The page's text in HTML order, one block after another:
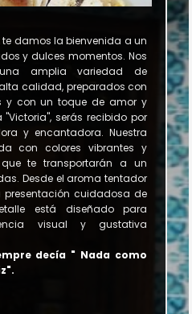
te damos la bienvenida a un
y dulces momentos. Nos
una amplia variedad de
calidad, preparados con
y con un toque de amor y
serás recibido por
y encantadora. Nuestra
con colores vibrantes y
te transportarán a un
Desde el aroma tentador
cuidadosa de
está diseñado para
visual y gustativa
decía " Nada como